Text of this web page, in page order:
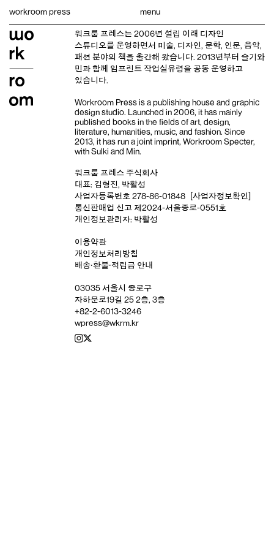
workroom press menu
워크룸 프레스는 2006년 설립 이래 디자인
스튜디오를 운영하면서 미술, 디자인, 문학, 인문, 음악,
패션 분야의 책을 출간해 왔습니다. 2013년부터 슬기와
민과 함께 임프린트 작업실유령을 공동 운영하고
있습니다.
Workroom Press is a publishing house and graphic
design studio. Launched in 2006, it has mainly
published books in the fields of art, design,
literature, humanities, music, and fashion. Since
2013, it has run a joint imprint, Workroom Specter,
with Sulki and Min.
워크룸 프레스 주식회사
대표: 김형진, 박활성
사업자등록번호 278-86-01848
[사업자정보확인]
통신판매업 신고 제2024-서울종로-0551호
개인정보관리자: 박활성
이용약관
개인정보처리방침
배송‧환불‧적립금 안내
03035 서울시 종로구
자하문로19길 25 2층, 3층
+82-2-6013-3246
wpress@wkrm.kr